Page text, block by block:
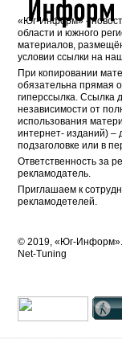
«Юг-Информ» -
области и южного
материалов,
условии ссылки на
При копировании
обязательна прямая
гиперссылка. Ссылка
независимости от
использования
интернет- изданий)
подзаголовке или в
Ответственность за
рекламодатель.
Приглашаем к
рекламодетелей.
© 2019, «Юг-
Net-Tuning